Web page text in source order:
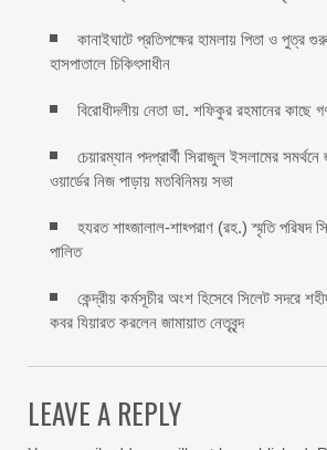
কানাইঘাটে প্রতিপক্ষের হামলায় পিতা ও
হাসপাতালে চিকিৎসাধীন
বিরোধীদলীয় নেতা ডা. শফিকুর রহমানের কাছে
চেয়ারম্যান পদপ্রার্থী সিরাজুল ইসলামের
ওয়ার্ডের নিজ পাড়ায় মতবিনিময় সভা
হযরত শাহ্জালাল-শাহ্পরাণ (রহ.) স্মৃতি পরিষদ
পালিত ‎​
কেন্দ্রীয় কর্মসূচীর অংশ হিসেবে সিলেট সদরে
কবর যিয়ারত করলেন জামায়াত নেতৃবৃন্দ ‎
LEAVE A REPLY